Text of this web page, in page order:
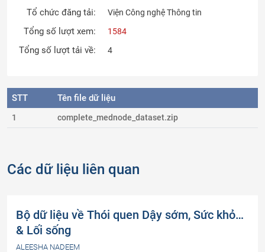
Tổ chức đăng tải: Viện Công nghệ Thông tin
Tổng số lượt xem: 1584
Tổng số lượt tải về: 4
STT Tên file dữ liệu
1 complete_mednode_dataset.zip
Các dữ liệu liên quan
Bộ dữ liệu về Thói quen Dậy sớm, Sức khỏe
& Lối sống
ALEESHA NADEEM